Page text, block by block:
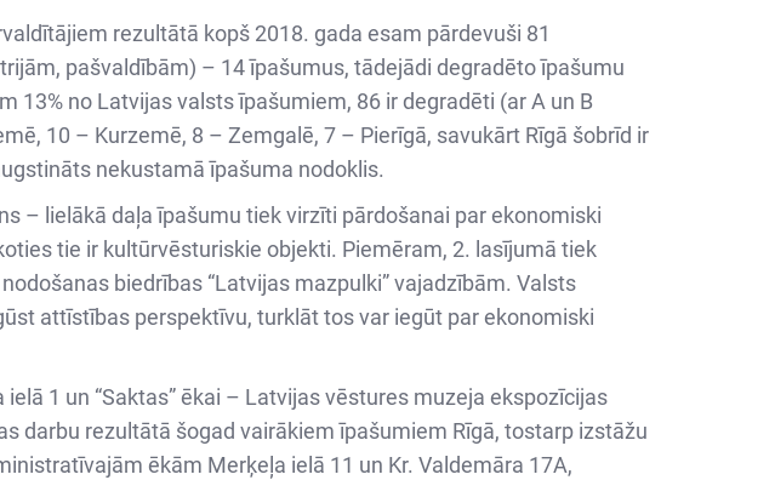
rezultātā kopš 2018. gada esam pārdevuši 81
pašvaldībām) – 14 īpašumus, tādejādi degradēto īpašumu
13% no Latvijas valsts īpašumiem, 86 ir degradēti (ar A un B
10 – Kurzemē, 8 – Zemgalē, 7 – Pierīgā, savukārt Rīgā šobrīd ir
nekustamā īpašuma nodoklis.
– lielākā daļa īpašumu tiek virzīti pārdošanai par ekonomiski
tie ir kultūrvēsturiskie objekti. Piemēram, 2. lasījumā tiek
biedrības “Latvijas mazpulki” vajadzībām. Valsts
attīstības perspektīvu, turklāt tos var iegūt par ekonomiski
1 un “Saktas” ēkai – Latvijas vēstures muzeja ekspozīcijas
darbu rezultātā šogad vairākiem īpašumiem Rīgā, tostarp izstāžu
ēkām Merķeļa ielā 11 un Kr. Valdemāra 17A,